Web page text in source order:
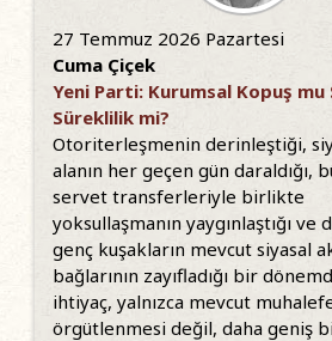
27 Temmuz 2026 Pazartesi
Cuma Çiçek
Yeni Parti: Kurumsal Kopuş mu
Süreklilik mi?
Otoriterleşmenin derinleştiği,
alanın her geçen gün daraldığı,
servet transferleriyle birlikte
yoksullaşmanın yaygınlaştığı ve
genç kuşakların mevcut siyasal
bağlarının zayıfladığı bir
ihtiyaç, yalnızca mevcut
örgütlenmesi değil, daha geniş